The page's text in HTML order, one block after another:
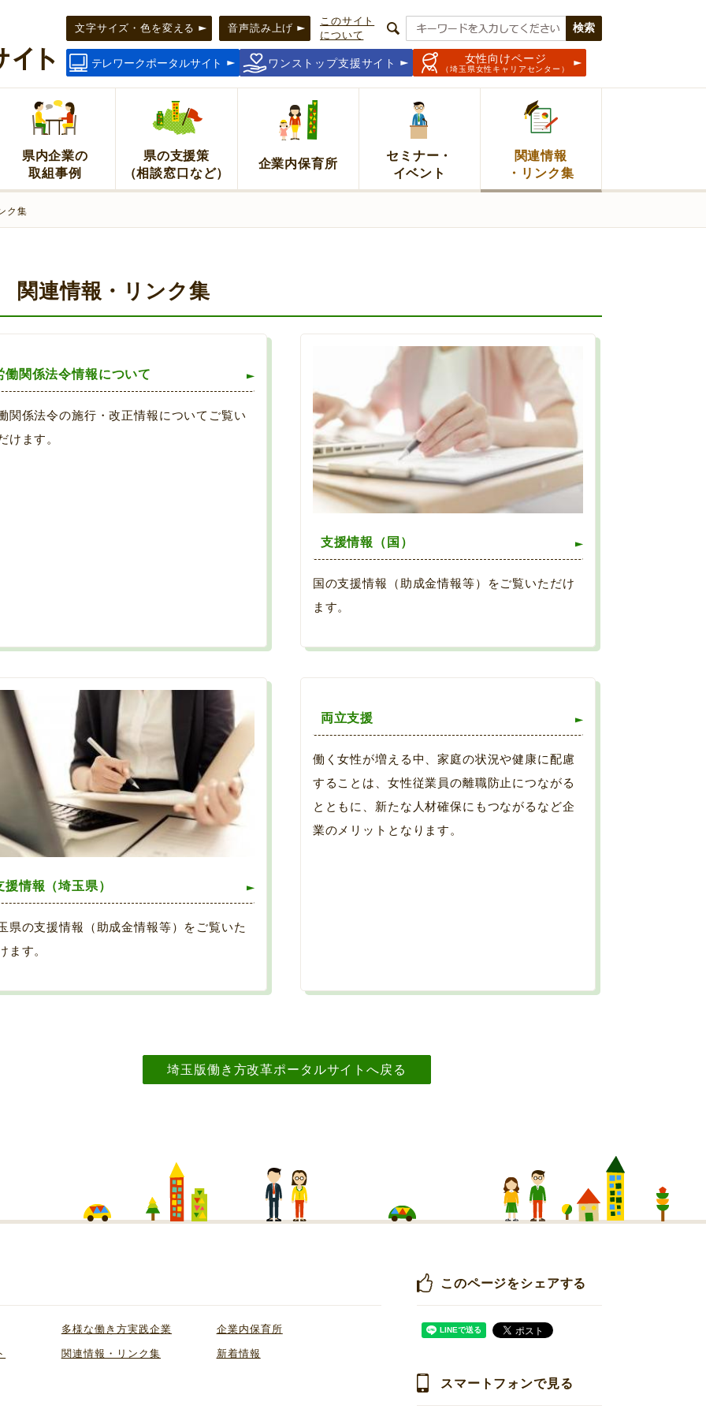
文字サイズ・色を変える 音声読み上げ
このサイト
について
テレワークポータルサイト ワンストップ支援サイト 女性向けページ
（埼玉県女性キャリアセンター）
県内企業の
取組事例
県の支援策
（相談窓口など）
企業内保育所
セミナー・
イベント
関連情報
・リンク集
ク集
関連情報・リンク集
働関係法令情報について
関係法令の施行・改正情報についてご覧い
けます。
支援情報（国）
国の支援情報（助成金情報等）をご覧いただけ
ます。
援情報（埼玉県）
県の支援情報（助成金情報等）をご覧いた
ます。
両立支援
働く女性が増える中、家庭の状況や健康に配慮
することは、女性従業員の離職防止につながる
とともに、新たな人材確保にもつながるなど企
業のメリットとなります。
埼玉版働き方改革ポータルサイトへ戻る
多様な働き方実践企業 企業内保育所
関連情報・リンク集 新着情報
このページをシェアする
スマートフォンで見る